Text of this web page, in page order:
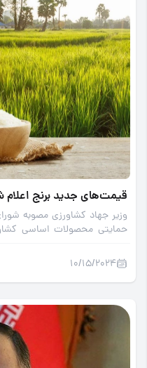
قیمت‌های جدید برنج اعلام
وزیر جهاد کشاورزی مصوبه
حمایتی محصولات اساسی
10/15/2024